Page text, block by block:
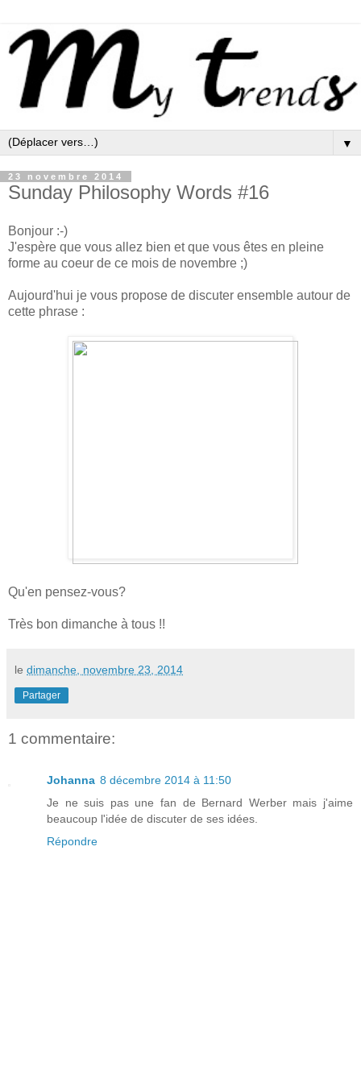
▼
23 novembre 2014
Sunday Philosophy Words #16
Bonjour :-)
J'espère que vous allez bien et que vous êtes en pleine
forme au coeur de ce mois de novembre ;)
Aujourd'hui je vous propose de discuter ensemble autour de
cette phrase :
Qu'en pensez-vous?
Très bon dimanche à tous !!
le dimanche, novembre 23, 2014
Partager
1 commentaire:
Johanna 8 décembre 2014 à 11:50
Je ne suis pas une fan de Bernard Werber mais j'aime
beaucoup l'idée de discuter de ses idées.
Répondre